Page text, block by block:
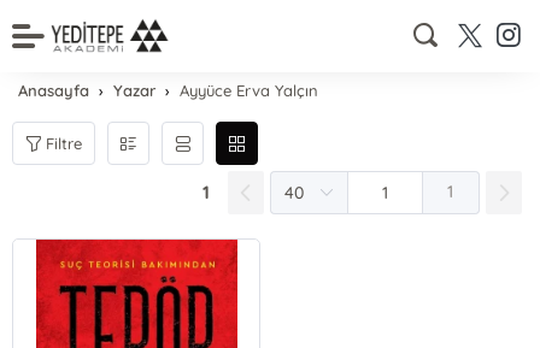
Anasayfa Yazar Ayyüce Erva Yalçın
Filtre
1 1